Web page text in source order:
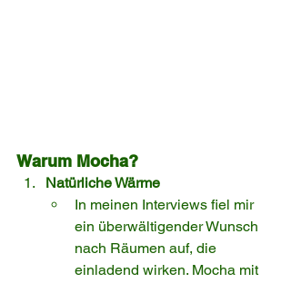
Warum Mocha?
Natürliche Wärme
In meinen Interviews fiel mir
ein überwältigender Wunsch
nach Räumen auf, die
einladend wirken. Mocha mit